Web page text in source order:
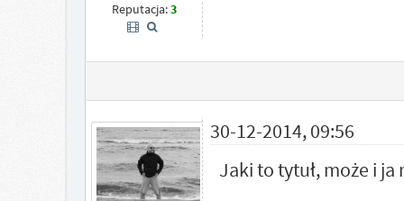
Reputacja:3
30-12-2014, 09:56
Jaki to tytuł, może i